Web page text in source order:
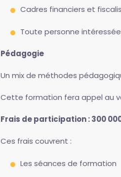
Cadres financiers et
Toute personne
Pédagogie
Un mix de méthodes
Cette formation fera appel au
Frais de participation : 300
Ces frais couvrent :
Les séances de formation